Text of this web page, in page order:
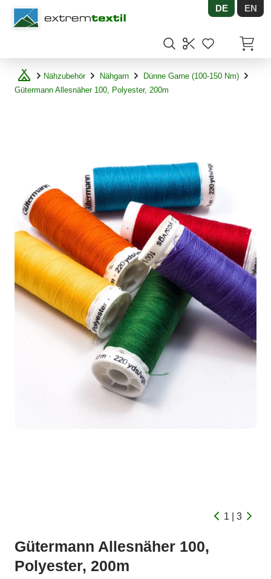
Shopware DE EN
Nähzubehör Nähgarn
Dünne Garne (100-150 Nm)
Gütermann Allesnäher 100, Polyester, 200m
1 | 3
Gütermann Allesnäher 100,
Polyester, 200m